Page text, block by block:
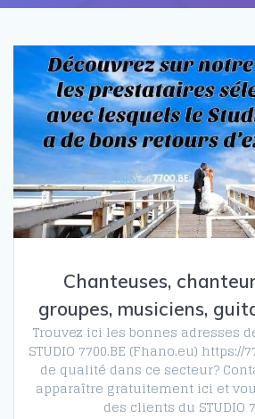
Chanteuses,
groupes, musiciens,
Trouvez ici les bonnes adresses
STUDIO 7700.BE (Fhano.eu) https://
de qualité dans ce secteur?
apparaître gratuitement ici et
des clients du STUDIO